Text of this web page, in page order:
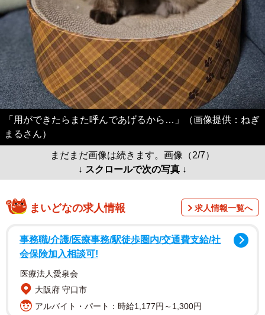
「用ができたらまた呼んであげるから…」（画像提供：ねぎ
まるさん）
まだまだ画像は続きます。画像（2/7）
↓ スクロールで次の写真 ↓
まいどなの求人情報 求人情報一覧へ
事務職/介護/医療事務/駅徒歩圏内/交通費支給/社
会保険加入相談可!
医療法人愛泉会
大阪府 守口市
アルバイト・パート：時給1,177円～1,300円